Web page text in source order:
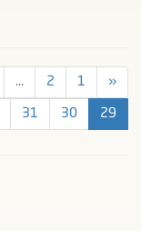
«
1
2
...
29
30
31